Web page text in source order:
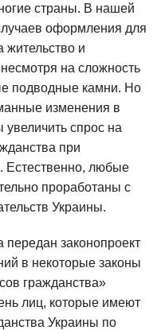
страны. В нашей
оформления для
жительство и
на сложность
подводные камни. Но
изменения в
увеличить спрос на
при
Естественно, любые
проработаны с
Украины.
законопроект
в некоторые законы
гражданства»
лиц, которые имеют
Украины по